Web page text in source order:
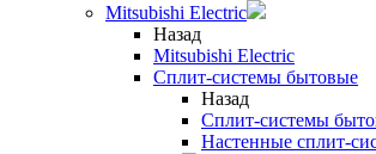
Mitsubishi Electric
Назад
Mitsubishi Electric
Сплит-системы бытовые
Назад
Сплит-системы
Настенные сплит-